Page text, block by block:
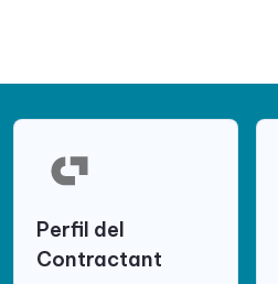
Perfil del
Contractant